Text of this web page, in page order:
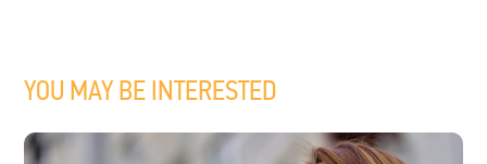
YOU MAY BE INTERESTED